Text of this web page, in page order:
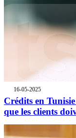
16-05-2025
Crédits en
que les clients